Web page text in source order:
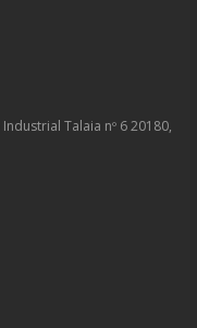
Talaia nº 6 20180,